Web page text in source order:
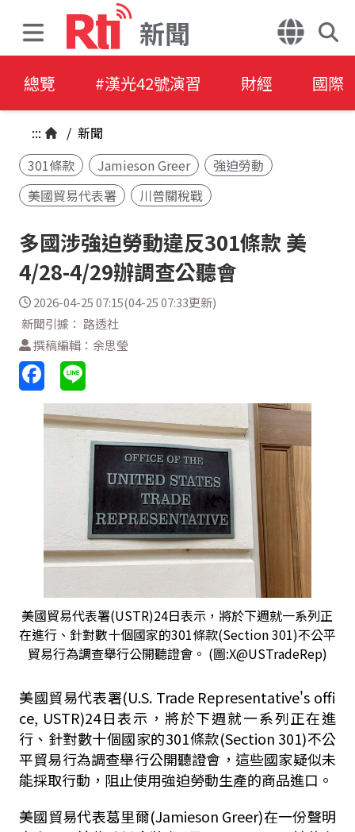
新聞
總覽 #漢光42號演習 財經 國際
::: / 新聞
301條款
Jamieson Greer
強迫勞動
美國貿易代表署
川普關稅戰
多國涉強迫勞動違反301條款 美
4/28-4/29辦調查公聽會
2026-04-25 07:15(04-25 07:33更新)
新聞引據： 路透社
撰稿編輯：余思瑩
美國貿易代表署(USTR)24日表示，將於下週就一系列正
在進行、針對數十個國家的301條款(Section 301)不公平
貿易行為調查舉行公開聽證會。 (圖:X@USTradeRep)
美國貿易代表署(U.S. Trade Representative's offi
ce, USTR)24日表示，將於下週就一系列正在進
行、針對數十個國家的301條款(Section 301)不公
平貿易行為調查舉行公開聽證會，這些國家疑似未
能採取行動，阻止使用強迫勞動生產的商品進口。
美國貿易代表葛里爾(Jamieson Greer)在一份聲明